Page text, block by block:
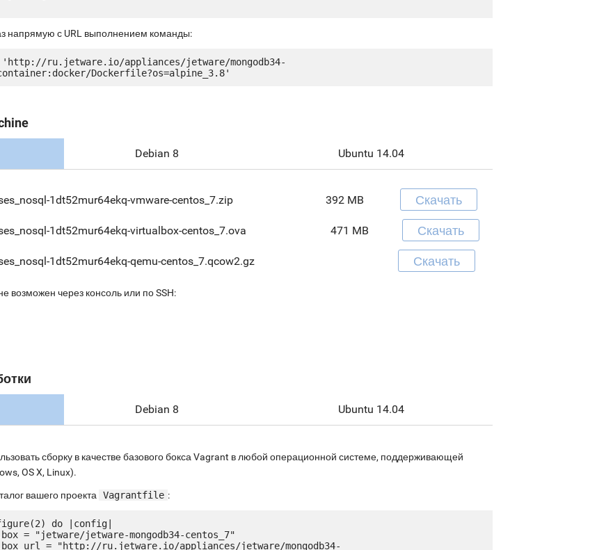
напрямую с URL выполнением команды:
ru.jetware.io/appliances/jetware/mongodb34-
Debian 8 Ubuntu 14.04
1dt52mur64ekq-vmware-centos_7.zip 392 MB Скачать
1dt52mur64ekq-virtualbox-centos_7.ova 471 MB Скачать
1dt52mur64ekq-qemu-centos_7.qcow2.gz Скачать
возможен через консоль или по SSH:
Debian 8 Ubuntu 14.04
сборку в качестве базового бокса Vagrant в любой операционной системе, поддерживающей
OS X, Linux).
вашего проекта Vagrantfile :
do |config|